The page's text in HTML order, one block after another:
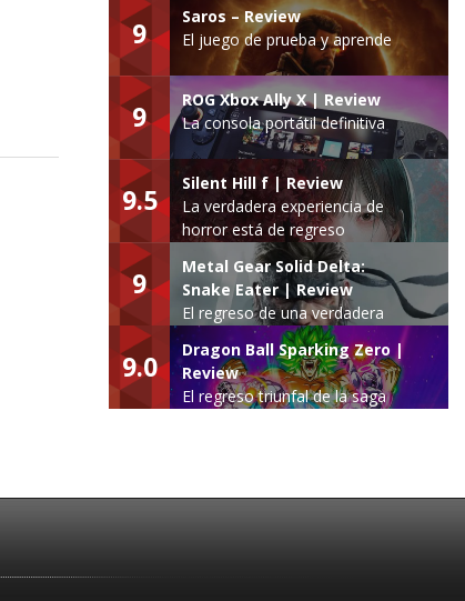
9
Saros – Review
El juego de prueba y aprende
9
ROG Xbox Ally X | Review
La consola portátil definitiva
9.5
Silent Hill f | Review
La verdadera experiencia de
horror está de regreso
9
Metal Gear Solid Delta:
Snake Eater | Review
El regreso de una verdadera
leyenda
9.0
Dragon Ball Sparking Zero |
Review
El regreso triunfal de la saga